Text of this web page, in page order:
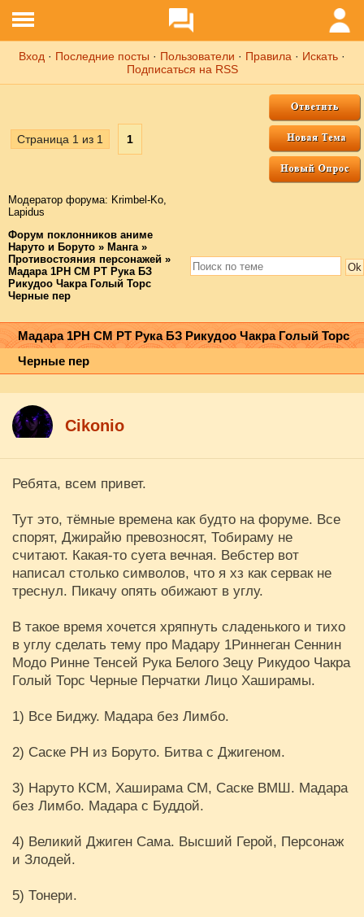
Вход · Последние посты · Пользователи · Правила · Искать ·
Подписаться на RSS
Страница 1 из 1 1
Модератор форума: Krimbel-Ko,
Lapidus
Форум поклонников аниме
Наруто и Боруто » Манга »
Противостояния персонажей »
Мадара 1РН СМ РТ Рука БЗ
Рикудоо Чакра Голый Торс
Черные пер
Мадара 1РН СМ РТ Рука БЗ Рикудоо Чакра Голый Торс
Черные пер
Cikоnio
Ребята, всем привет.
Тут это, тёмные времена как будто на форуме. Все
спорят, Джирайю превозносят, Тобираму не
считают. Какая-то суета вечная. Вебстер вот
написал столько символов, что я хз как сервак не
треснул. Пикачу опять обижают в углу.
В такое время хочется хряпнуть сладенького и тихо
в углу сделать тему про Мадару 1Риннеган Сеннин
Модо Ринне Тенсей Рука Белого Зецу Рикудоо Чакра
Голый Торс Черные Перчатки Лицо Хаширамы.
1) Все Биджу. Мадара без Лимбо.
2) Саске РН из Боруто. Битва с Джигеном.
3) Наруто КСМ, Хаширама СМ, Саске ВМШ. Мадара
без Лимбо. Мадара с Буддой.
4) Великий Джиген Сама. Высший Герой, Персонаж
и Злодей.
5) Тонери.